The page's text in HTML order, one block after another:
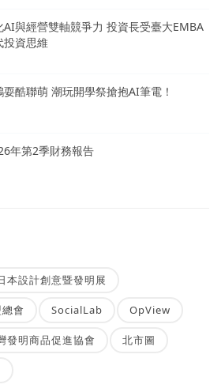
AI與經營雙軸競爭力 投資長受臺大EMBA
資思維
耍酷聯萌 潮玩開學祭搶抱AI筆電！
年第2季財務報告
本設計創意暨發明展
會 SocialLab OpView
發明商品促進協會 北市圖